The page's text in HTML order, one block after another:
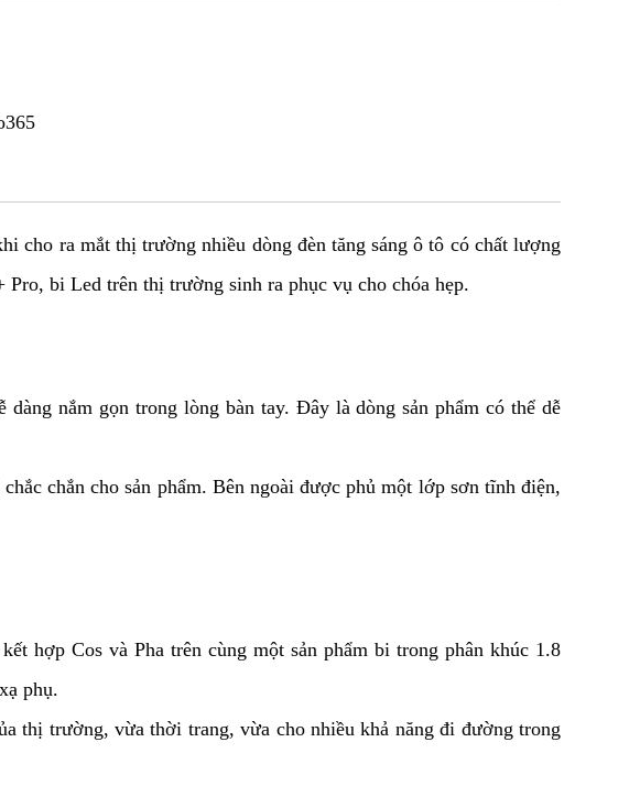
cho ra mắt thị trường nhiều dòng đèn tăng sáng ô tô có chất lượng
bi Led trên thị trường sinh ra phục vụ cho chóa hẹp.
nắm gọn trong lòng bàn tay. Đây là dòng sản phẩm có thể dễ
chắn cho sản phẩm. Bên ngoài được phủ một lớp sơn tĩnh điện,
hợp Cos và Pha trên cùng một sản phẩm bi trong phân khúc 1.8
phụ.
thị trường, vừa thời trang, vừa cho nhiều khả năng đi đường trong